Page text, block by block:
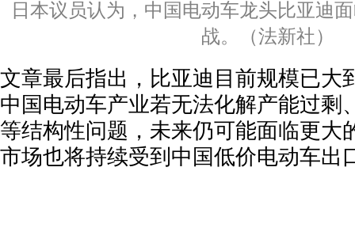
日本议员认为，中国电动车龙头比亚迪
战。（法新社）
文章最后指出，比亚迪目前规模已大
中国电动车产业若无法化解产能过剩
等结构性问题，未来仍可能面临更大
市场也将持续受到中国低价电动车出